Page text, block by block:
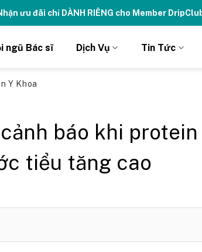
ưu đãi chỉ DÀNH RIÊNG cho Member
ngũ Bác sĩ Dịch Vụ Tin Tức
Y Khoa
báo khi protein
tiểu tăng cao